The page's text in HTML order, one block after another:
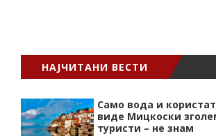
НАЈЧИТАНИ ВЕСТИ
Само вода и
виде Мицкоски
туристи – не знам